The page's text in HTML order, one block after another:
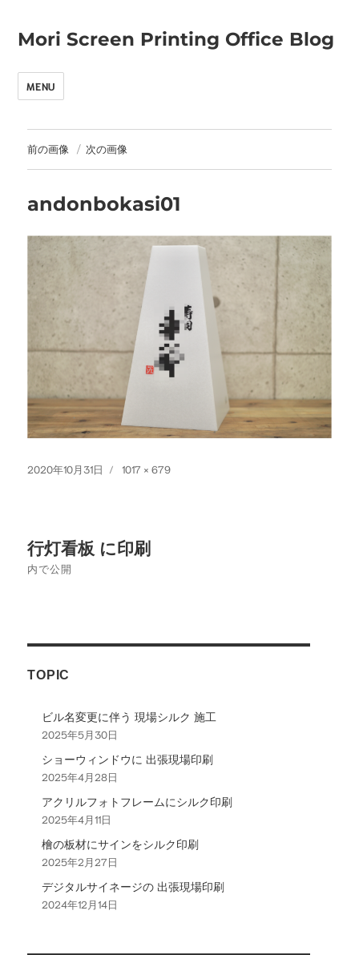
Mori Screen Printing Office Blog
MENU
前の画像 次の画像
andonbokasi01
投
2020年10月31日
フ
1017 × 679
稿
ゲ
ー
シ
ョ
ン
行灯看板 に印刷
内で公開
TOPIC
ビル名変更に伴う 現場シルク 施工
2025年5月30日
ショーウィンドウに 出張現場印刷
2025年4月28日
アクリルフォトフレームにシルク印刷
2025年4月11日
檜の板材にサインをシルク印刷
2025年2月27日
デジタルサイネージの 出張現場印刷
2024年12月14日